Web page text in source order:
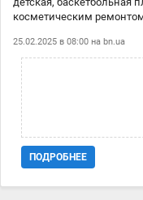
косметическим
автоматы). Удобное
школа, парки Андрея
15 мин. пешком.
25.02.2025 в 08:00 на bn.ua
ПОДРОБНЕЕ